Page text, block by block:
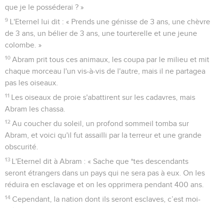
que je le posséderai ? »
9 L'Eternel lui dit : « Prends une génisse de 3 ans, une chèvre
de 3 ans, un bélier de 3 ans, une tourterelle et une jeune
colombe. »
10 Abram prit tous ces animaux, les coupa par le milieu et mit
chaque morceau l'un vis-à-vis de l'autre, mais il ne partagea
pas les oiseaux.
11 Les oiseaux de proie s'abattirent sur les cadavres, mais
Abram les chassa.
12 Au coucher du soleil, un profond sommeil tomba sur
Abram, et voici qu'il fut assailli par la terreur et une grande
obscurité.
13 L'Eternel dit à Abram : « Sache que *tes descendants
seront étrangers dans un pays qui ne sera pas à eux. On les
réduira en esclavage et on les opprimera pendant 400 ans.
14 Cependant, la nation dont ils seront esclaves, c’est moi-